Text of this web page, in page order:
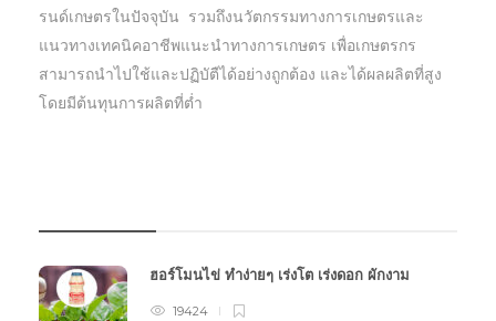
รนด์เกษตรในปัจจุบัน รวมถึงนวัตกรรมทางการเกษตรและ
แนวทางเทคนิคอาชีพแนะนำทางการเกษตร เพื่อเกษตรกร
สามารถนำไปใช้และปฏิบัตืได้อย่างถูกต้อง และได้ผลผลิตที่สูง
โดยมีต้นทุนการผลิตที่ต่ำ
ฮอร์โมนไข่ ทำง่ายๆ เร่งโต เร่งดอก ผักงาม
19424